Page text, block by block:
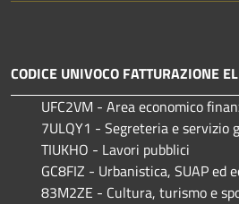
CODICE UNIVOCO FATTURAZIONE
UFC2VM - Area economico
7ULQY1 - Segreteria e servizio
TIUKHO - Lavori pubblici
GC8FIZ - Urbanistica, SUAP ed
83M2ZE - Cultura, turismo e